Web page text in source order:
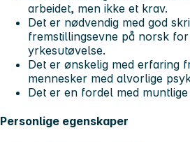
arbeidet, men ikke et krav.
Det er nødvendig med god
fremstillingsevne på norsk
yrkesutøvelse.
Det er ønskelig med erfaring
mennesker med alvorlige
Det er en fordel med
Personlige egenskaper